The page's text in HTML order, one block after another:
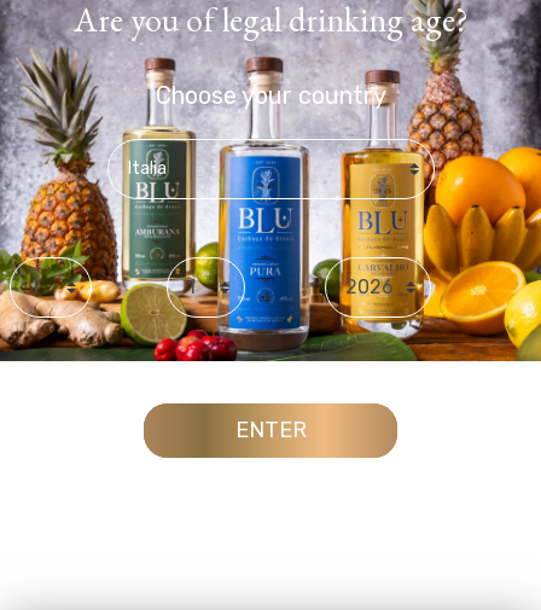
Are you of legal drinking age?
Choose your country
Day Month Year
ENTER